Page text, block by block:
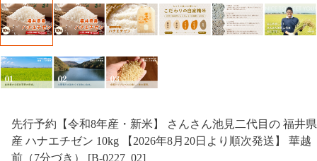
先行予約【令和8年産・新米】 さんさん池見二代目の 福井県
産 ハナエチゼン 10kg 【2026年8月20日より順次発送】 華越
前（7分づき） [B-0227_02]